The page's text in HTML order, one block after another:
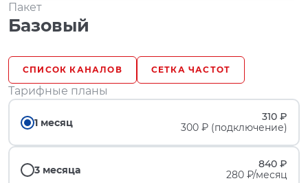
Пакет
Базовый
СПИСОК КАНАЛОВ СЕТКА ЧАСТОТ
Тарифные планы
1 месяц
310 ₽
300 ₽ (подключение)
3 месяца
840 ₽
280 ₽/месяц